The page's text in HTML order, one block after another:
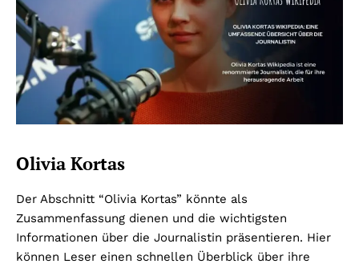
Olivia Kortas
Der Abschnitt “Olivia Kortas” könnte als
Zusammenfassung dienen und die wichtigsten
Informationen über die Journalistin präsentieren. Hier
können Leser einen schnellen Überblick über ihre